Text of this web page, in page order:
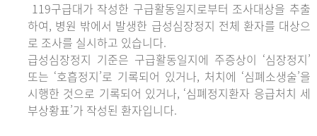
119구급대가 작성한 구급활동일지로부터 조사대상을 추출
하여, 병원 밖에서 발생한 급성심장정지 전체 환자를 대상으
로 조사를 실시하고 있습니다.
급성심장정지 기준은 구급활동일지에 주증상이 ‘심장정지’
또는 ‘호흡정지’로 기록되어 있거나, 처치에 ‘심폐소생술’을
시행한 것으로 기록되어 있거나, ‘심폐정지환자 응급처치 세
부상황표’가 작성된 환자입니다.